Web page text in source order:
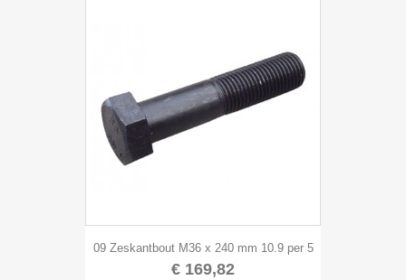
09 Zeskantbout M36 x 240 mm 10.9 per 5
€ 169,82